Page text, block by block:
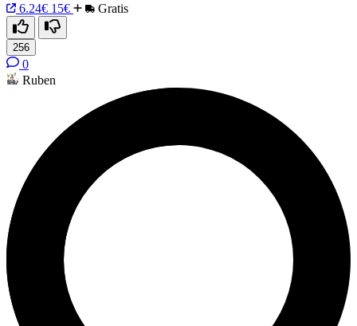
6.24€ 15€ Gratis
256
0
Ruben